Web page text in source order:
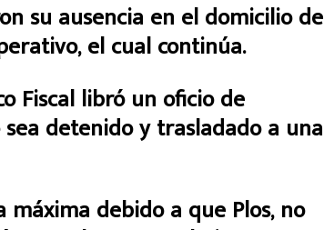
su ausencia en el domicilio de
el cual continúa.
Fiscal libró un oficio de
detenido y trasladado a una
debido a que Plos, no